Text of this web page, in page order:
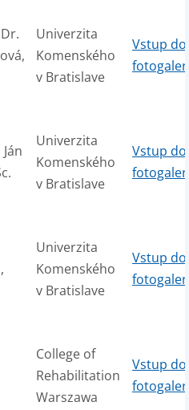
Univerzita
Komenského
v Bratislave
Vstup do
Univerzita
Komenského
v Bratislave
Vstup do
Univerzita
Komenského
v Bratislave
Vstup do
College of
Rehabilitation
Warszawa
Vstup do